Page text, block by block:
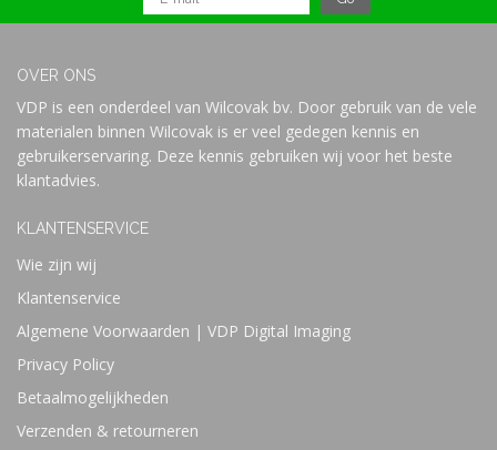
OVER ONS
VDP is een onderdeel van Wilcovak bv. Door gebruik van de vele
materialen binnen Wilcovak is er veel gedegen kennis en
gebruikerservaring. Deze kennis gebruiken wij voor het beste
klantadvies.
KLANTENSERVICE
Wie zijn wij
Klantenservice
Algemene Voorwaarden | VDP Digital Imaging
Privacy Policy
Betaalmogelijkheden
Verzenden & retourneren